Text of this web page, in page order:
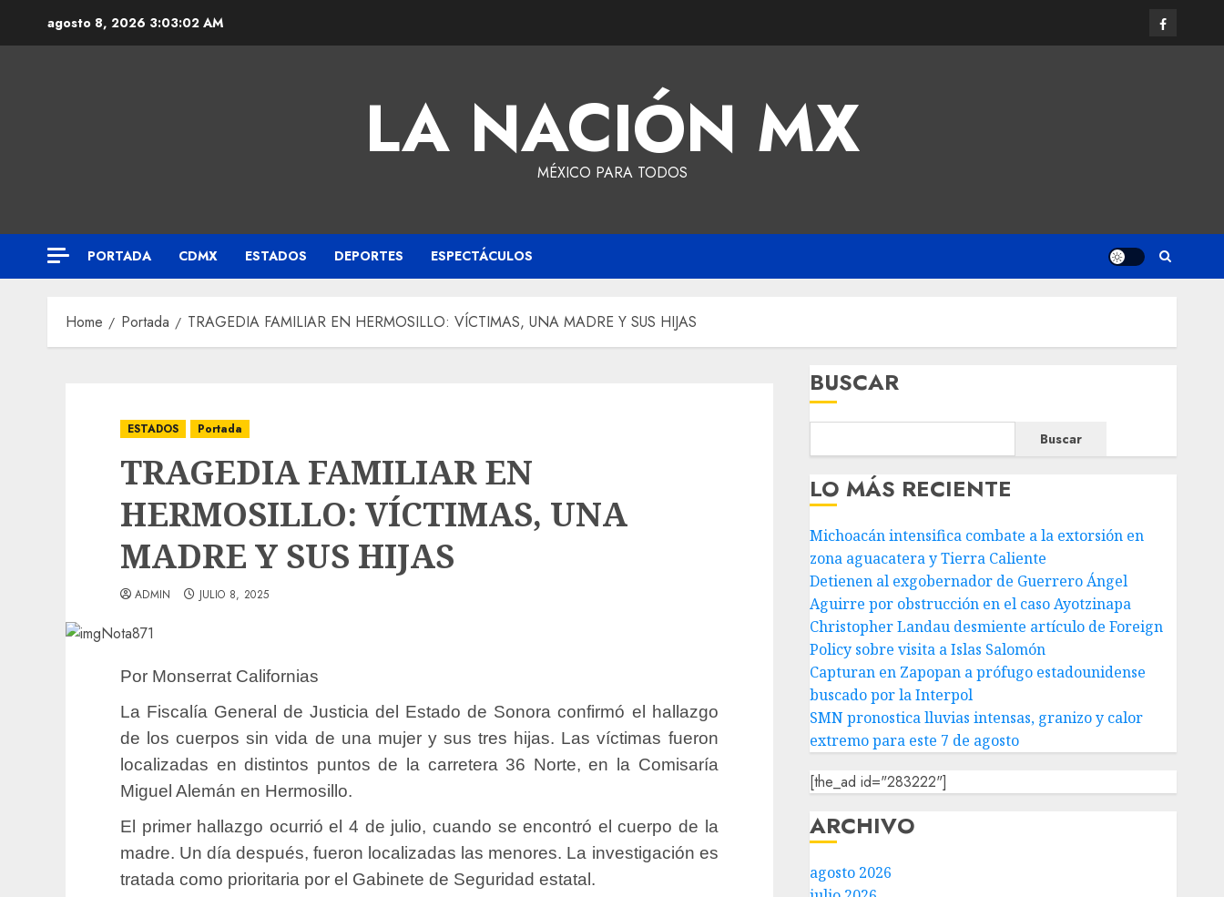
agosto 8, 2026 3:03:03 AM
LA NACIÓN MX
MÉXICO PARA TODOS
PORTADA CDMX ESTADOS DEPORTES ESPECTÁCULOS
Home Portada TRAGEDIA FAMILIAR EN HERMOSILLO: VÍCTIMAS, UNA MADRE Y SUS HIJAS
ESTADOS Portada
TRAGEDIA FAMILIAR EN
HERMOSILLO: VÍCTIMAS, UNA
MADRE Y SUS HIJAS
ADMIN JULIO 8, 2025
Por Monserrat Californias
La Fiscalía General de Justicia del Estado de Sonora confirmó el hallazgo
de los cuerpos sin vida de una mujer y sus tres hijas. Las víctimas fueron
localizadas en distintos puntos de la carretera 36 Norte, en la Comisaría
Miguel Alemán en Hermosillo.
El primer hallazgo ocurrió el 4 de julio, cuando se encontró el cuerpo de la
madre. Un día después, fueron localizadas las menores. La investigación es
tratada como prioritaria por el Gabinete de Seguridad estatal.
BUSCAR
Buscar
LO MÁS RECIENTE
Michoacán intensifica combate a la extorsión en
zona aguacatera y Tierra Caliente
Detienen al exgobernador de Guerrero Ángel
Aguirre por obstrucción en el caso Ayotzinapa
Christopher Landau desmiente artículo de Foreign
Policy sobre visita a Islas Salomón
Capturan en Zapopan a prófugo estadounidense
buscado por la Interpol
SMN pronostica lluvias intensas, granizo y calor
extremo para este 7 de agosto
[the_ad id="283222"]
ARCHIVO
agosto 2026